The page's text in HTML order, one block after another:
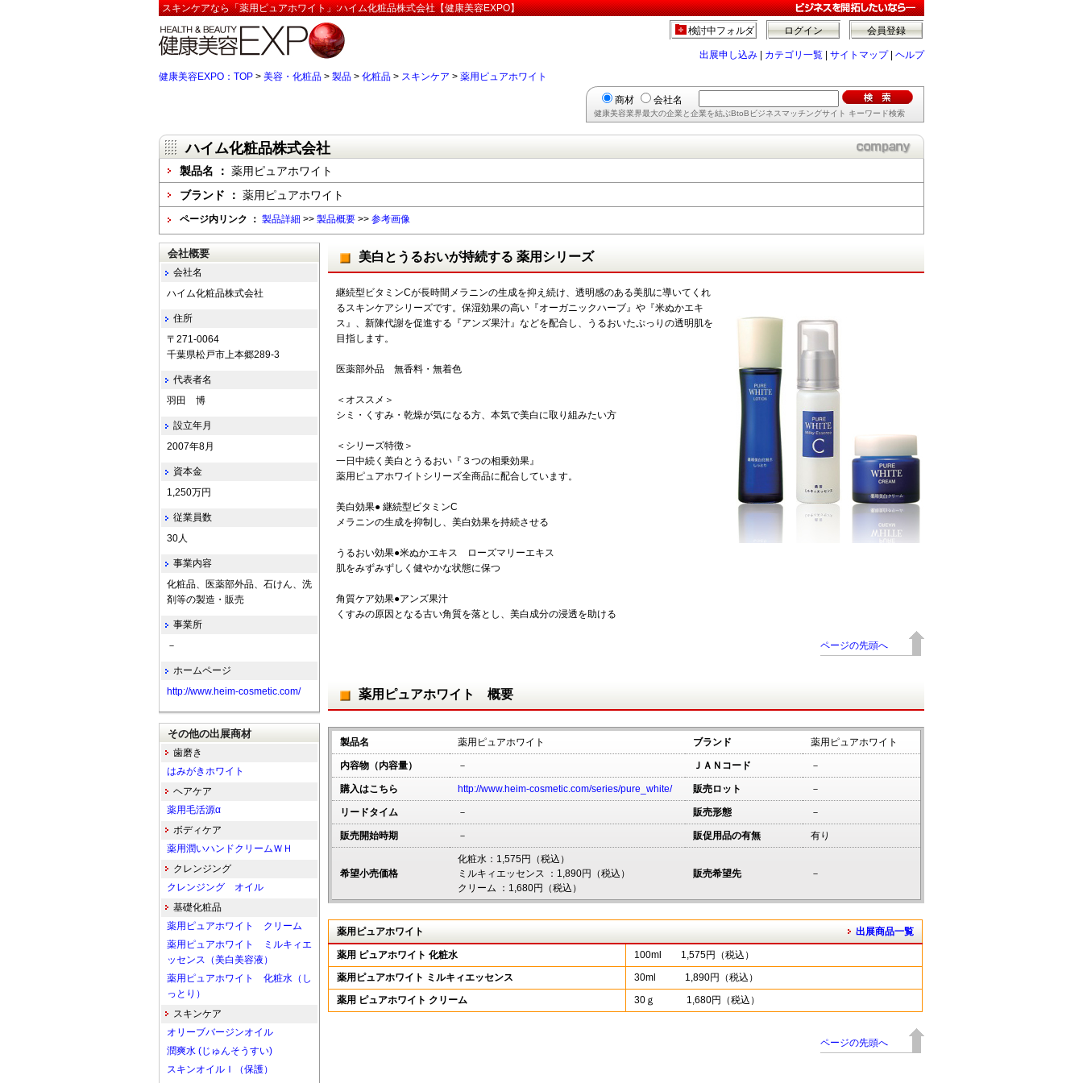
スキンケアなら「薬用ピュアホワイト」:ハイム化粧品株式会社【健康美容EXPO】
会員登録
ログイン
検討中フォルダ
出展申し込み カテゴリ一覧 サイトマップ| ヘルプ
健康美容EXPO：TOP > 美容・化粧品 > 製品 > 化粧品 > スキンケア > 薬用ピュアホワイト
商材 会社名
健康美容業界最大の企業と企業を結ぶBtoBビジネスマッチングサイト キーワード検索
ハイム化粧品株式会社
製品名 ： 薬用ピュアホワイト
ブランド ： 薬用ピュアホワイト
ページ内リンク ： 製品詳細 >> 製品概要 >> 参考画像
美白とうるおいが持続する 薬用シリーズ
継続型ビタミンCが長時間メラニンの生成を抑え続け、透明感のある美肌に導いてくれ
るスキンケアシリーズです。保湿効果の高い『オーガニックハーブ』や『米ぬかエキ
ス』、新陳代謝を促進する『アンズ果汁』などを配合し、うるおいたぷっりの透明肌を
目指します。
医薬部外品 無香料・無着色
＜オススメ＞
シミ・くすみ・乾燥が気になる方、本気で美白に取り組みたい方
＜シリーズ特徴＞
一日中続く美白とうるおい『３つの相乗効果』
薬用ピュアホワイトシリーズ全商品に配合しています。
美白効果● 継続型ビタミンC
メラニンの生成を抑制し、美白効果を持続させる
うるおい効果●米ぬかエキス ローズマリーエキス
肌をみずみずしく健やかな状態に保つ
角質ケア効果●アンズ果汁
くすみの原因となる古い角質を落とし、美白成分の浸透を助ける
ページの先頭へ
薬用ピュアホワイト 概要
製品名 薬用ピュアホワイト ブランド 薬用ピュアホワイト
内容物（内容量） － ＪＡＮコード －
購入はこちら http://www.heim-cosmetic.com/series/pure_white/ 販売ロット －
リードタイム － 販売形態 －
販売開始時期 － 販促用品の有無 有り
希望小売価格
化粧水：1,575円（税込）
ミルキィエッセンス ：1,890円（税込）
クリーム ：1,680円（税込）
販売希望先 －
薬用ピュアホワイト 出展商品一覧
薬用 ピュアホワイト 化粧水
100ml 1,575円（税込）
薬用ピュアホワイト ミルキィエッセンス
30ml 1,890円（税込）
薬用 ピュアホワイト クリーム
30ｇ 1,680円（税込）
ページの先頭へ
会社概要
会社名
ハイム化粧品株式会社
住所
〒271-0064
千葉県松戸市上本郷289-3
代表者名
羽田 博
設立年月
2007年8月
資本金
1,250万円
従業員数
30人
事業内容
化粧品、医薬部外品、石けん、洗
剤等の製造・販売
事業所
－
ホームページ
http://www.heim-cosmetic.com/
その他の出展商材
歯磨き
はみがきホワイト
ヘアケア
薬用毛活源α
ボディケア
薬用潤いハンドクリームＷＨ
クレンジング
クレンジング オイル
基礎化粧品
薬用ピュアホワイト クリーム
薬用ピュアホワイト ミルキィエ
ッセンス（美白美容液）
薬用ピュアホワイト 化粧水（し
っとり）
スキンケア
オリーブバージンオイル
潤爽水 (じゅんそうすい)
スキンオイルＩ（保護）